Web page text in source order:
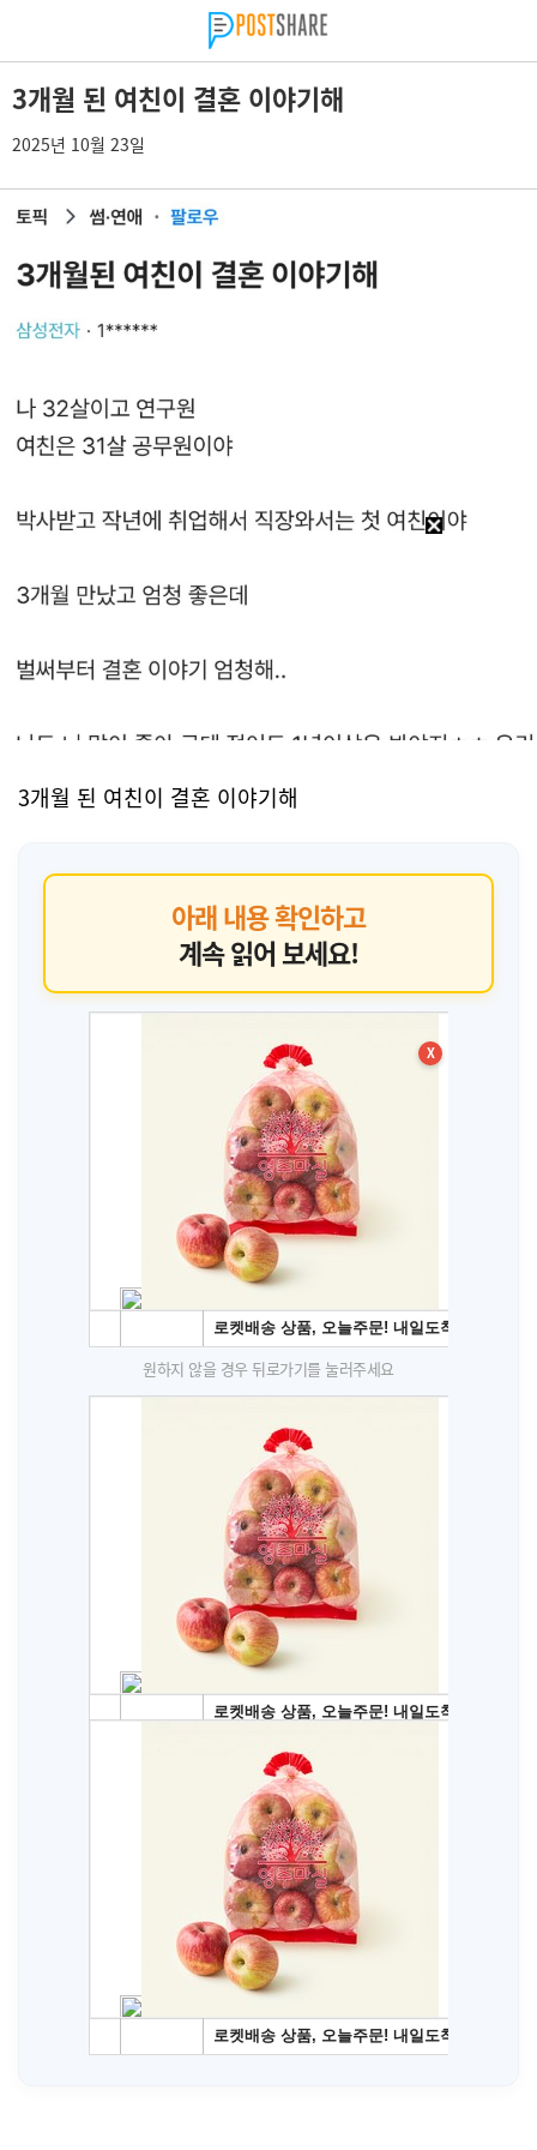
3개월 된 여친이 결혼 이야기해
2025년 10월 23일
3개월 된 여친이 결혼 이야기해
아래 내용 확인하고
계속 읽어 보세요!
X
원하지 않을 경우 뒤로가기를 눌러주세요